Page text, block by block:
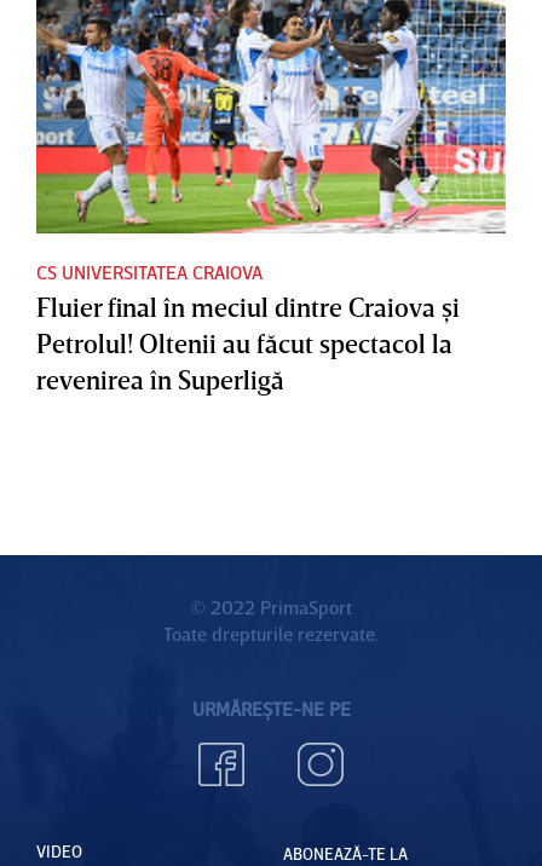
CS UNIVERSITATEA CRAIOVA
Fluier final în meciul dintre Craiova şi
Petrolul! Oltenii au făcut spectacol la
revenirea în Superligă
© 2022 PrimaSport
Toate drepturile rezervate.
URMĂREȘTE-NE PE
VIDEO
ABONEAZĂ-TE LA